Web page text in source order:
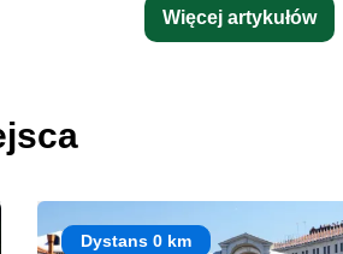
Więcej artykułów
Dystans 0 km